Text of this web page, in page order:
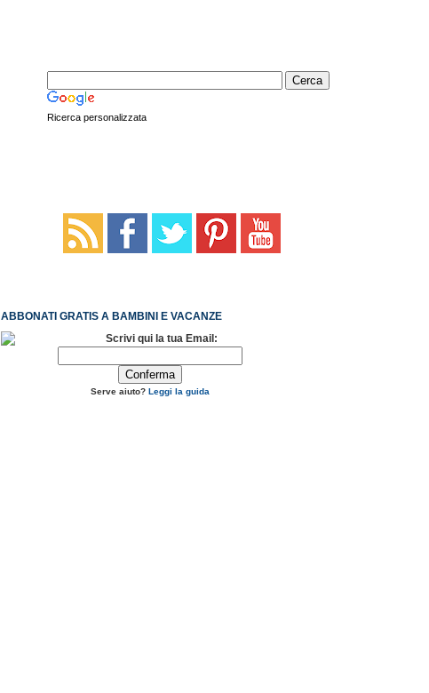
Ricerca personalizzata
ABBONATI GRATIS A BAMBINI E VACANZE
Scrivi qui la tua Email:
Serve aiuto? Leggi la guida